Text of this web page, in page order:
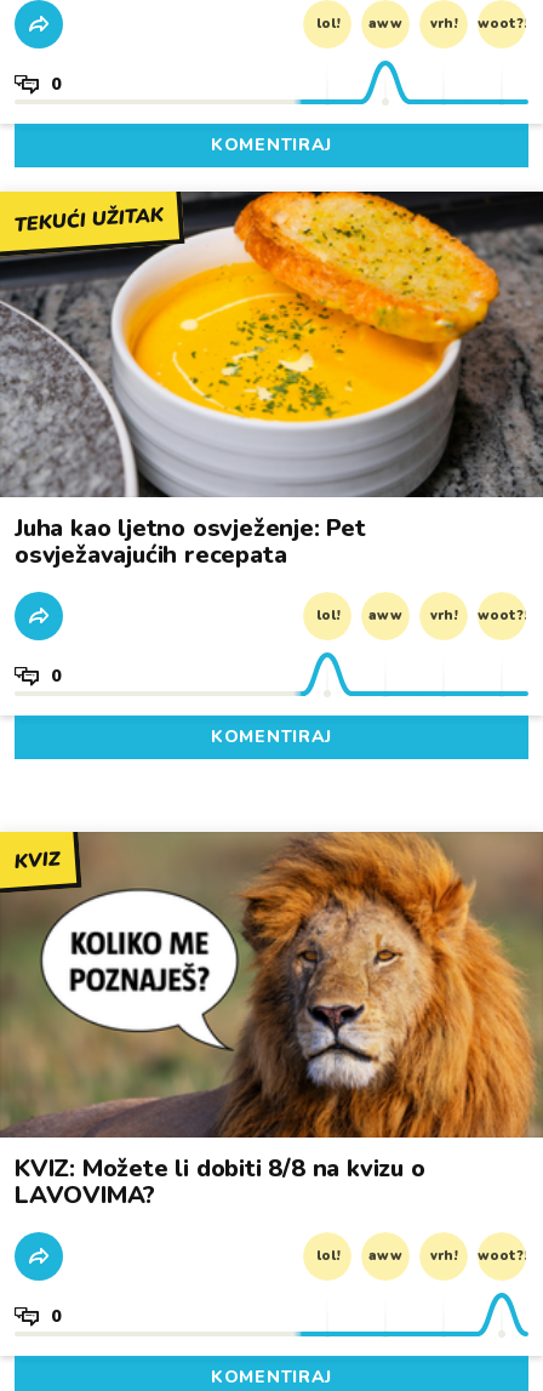
lol! aww vrh! woot?!
0
KOMENTIRAJ
TEKUĆI UŽITAK
Juha kao ljetno osvježenje: Pet
osvježavajućih recepata
lol! aww vrh! woot?!
0
KOMENTIRAJ
KVIZ
KVIZ: Možete li dobiti 8/8 na kvizu o
LAVOVIMA?
lol! aww vrh! woot?!
0
KOMENTIRAJ